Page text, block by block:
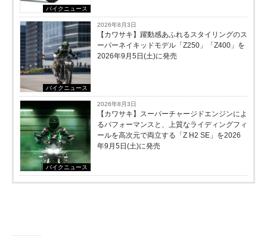
バイクニュース
バイクニュース
2026年8月3日
【カワサキ】躍動感あふれるスタイリングのス
ーパーネイキッドモデル「Z250」「Z400」を
2026年9月5日(土)に発売
バイクニュース
2026年8月3日
【カワサキ】スーパーチャージドエンジンによ
るパフォーマンスと、上質なライディングフィ
ールを高次元で両立する「Z H2 SE」を2026
年9月5日(土)に発売